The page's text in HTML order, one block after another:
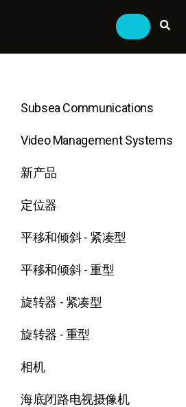
Subsea Communications
Video Management Systems
新产品
定位器
平移和倾斜 - 紧凑型
平移和倾斜 - 重型
旋转器 - 紧凑型
旋转器 - 重型
相机
海底闭路电视摄像机